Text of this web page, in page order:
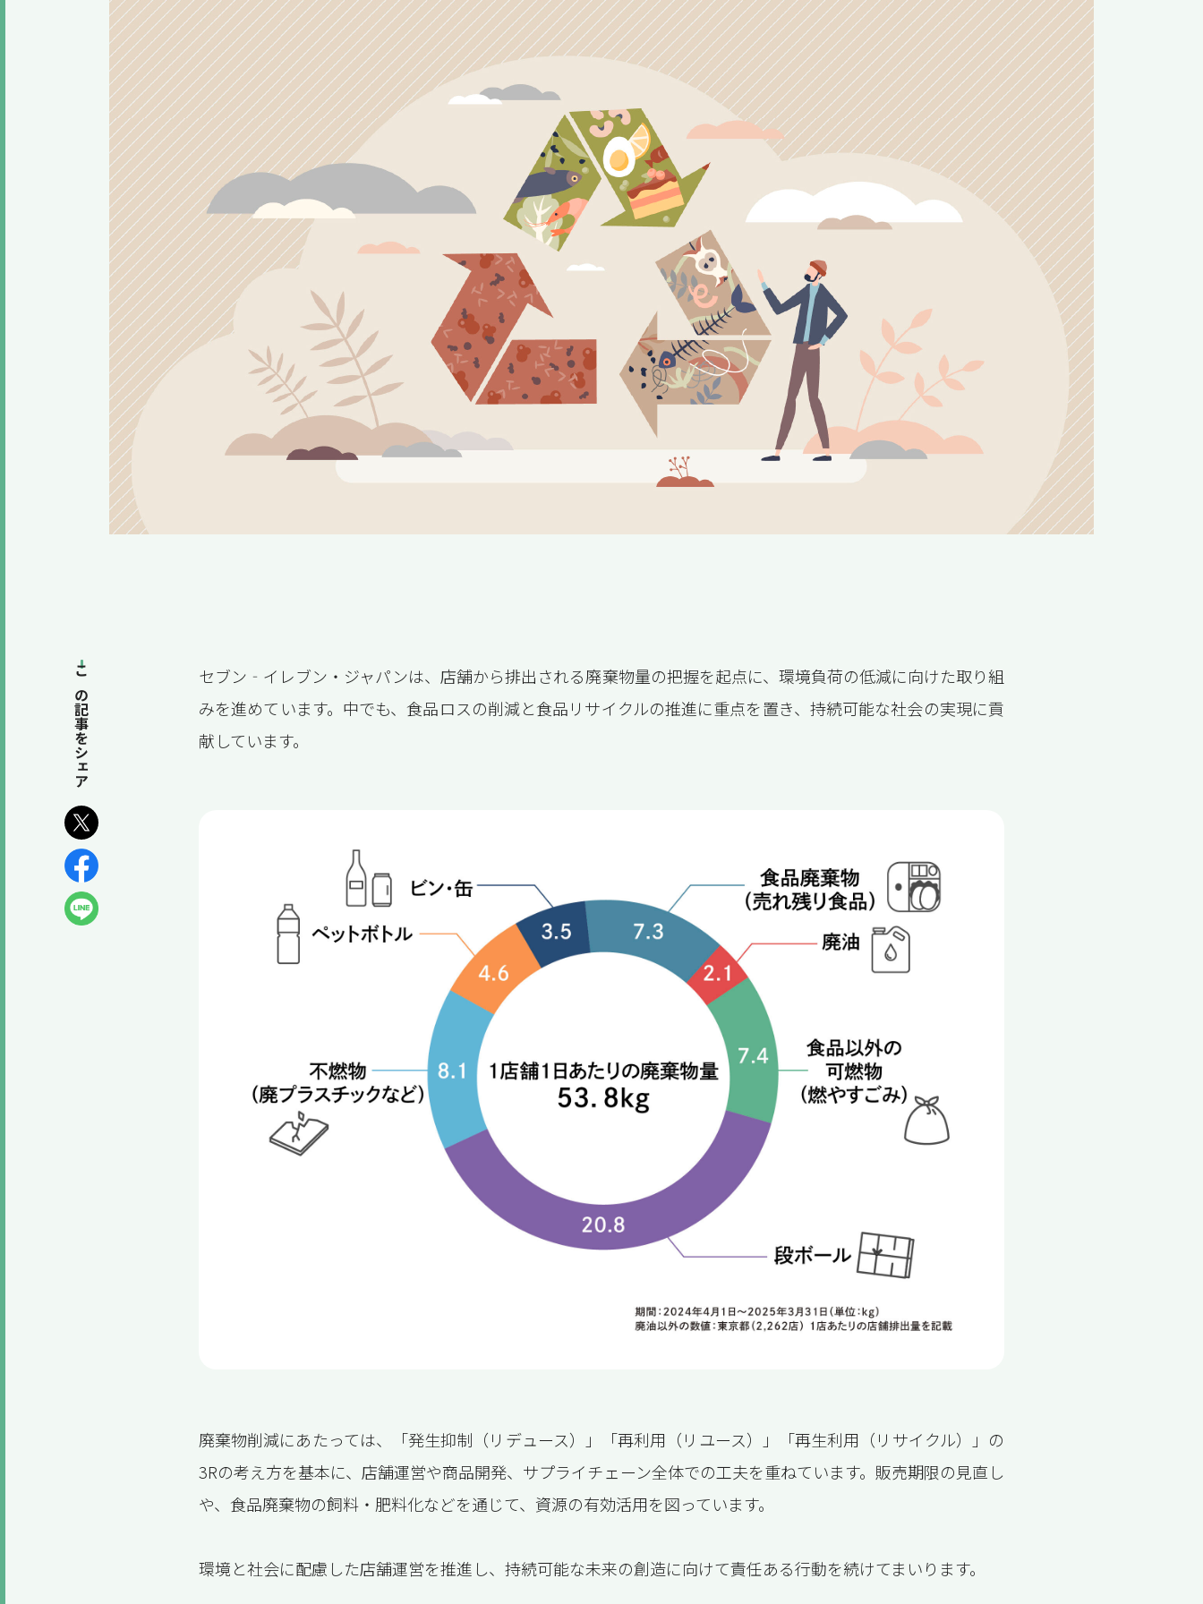
セブン‐イレブン・ジャパンは、店舗から排出される廃棄物量の把握を起点に、環境負荷の低減に向けた取り組
みを進めています。中でも、食品ロスの削減と食品リサイクルの推進に重点を置き、持続可能な社会の実現に貢
献しています。
廃棄物削減にあたっては、「発生抑制（リデュース）」「再利用（リユース）」「再生利用（リサイクル）」の
3Rの考え方を基本に、店舗運営や商品開発、サプライチェーン全体での工夫を重ねています。販売期限の見直し
や、食品廃棄物の飼料・肥料化などを通じて、資源の有効活用を図っています。
環境と社会に配慮した店舗運営を推進し、持続可能な未来の創造に向けて責任ある行動を続けてまいります。
この記事をシェア